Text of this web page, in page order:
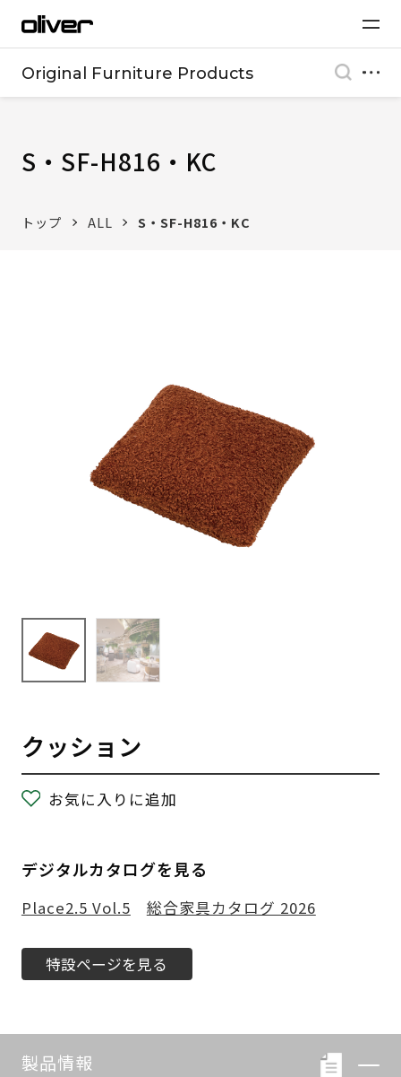
Original Furniture Products
S・SF-H816・KC
トップ ALL S・SF-H816・KC
クッション
お気に入りに追加
デジタルカタログを見る
Place2.5 Vol.5 総合家具カタログ 2026
特設ページを見る
製品情報